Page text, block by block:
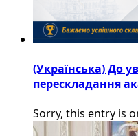
(Українська) До
перескладання
Sorry, this entry is